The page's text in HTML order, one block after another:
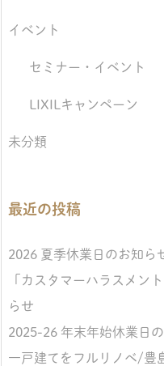
イベント
セミナー・イベント
LIXILキャンペーン
未分類
最近の投稿
2026 夏季休業日のお知ら
「カスタマーハラスメン
らせ
2025-26 年末年始休業日
一戸建てをフルリノベ/